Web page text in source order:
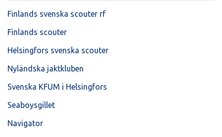
Finlands svenska scouter rf
Finlands scouter
Helsingfors svenska scouter
Nyländska jaktkluben
Svenska KFUM i Helsingfors
Seaboysgillet
Navigator